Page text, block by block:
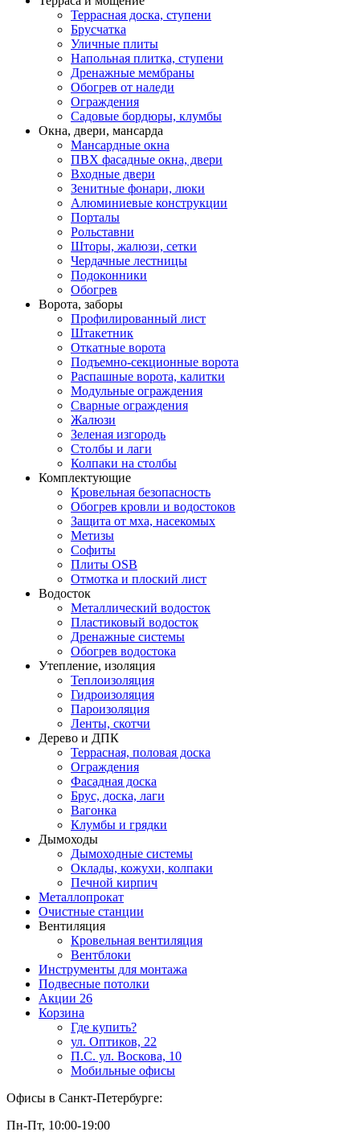
Террасная доска, ступени
Брусчатка
Уличные плиты
Напольная плитка, ступени
Дренажные мембраны
Обогрев от наледи
Ограждения
Садовые бордюры, клумбы
Окна, двери, мансарда
Мансардные окна
ПВХ фасадные окна, двери
Входные двери
Зенитные фонари, люки
Алюминиевые конструкции
Порталы
Рольставни
Шторы, жалюзи, сетки
Чердачные лестницы
Подоконники
Обогрев
Ворота, заборы
Профилированный лист
Штакетник
Откатные ворота
Подъемно-секционные ворота
Распашные ворота, калитки
Модульные ограждения
Сварные ограждения
Жалюзи
Зеленая изгородь
Столбы и лаги
Колпаки на столбы
Комплектующие
Кровельная безопасность
Обогрев кровли и водостоков
Защита от мха, насекомых
Метизы
Софиты
Плиты OSB
Отмотка и плоский лист
Водосток
Металлический водосток
Пластиковый водосток
Дренажные системы
Обогрев водостока
Утепление, изоляция
Теплоизоляция
Гидроизоляция
Пароизоляция
Ленты, скотчи
Дерево и ДПК
Террасная, половая доска
Ограждения
Фасадная доска
Брус, доска, лаги
Вагонка
Клумбы и грядки
Дымоходы
Дымоходные системы
Оклады, кожухи, колпаки
Печной кирпич
Металлопрокат
Очистные станции
Вентиляция
Кровельная вентиляция
Вентблоки
Инструменты для монтажа
Подвесные потолки
Акции 26
Корзина
Где купить?
ул. Оптиков, 22
П.С. ул. Воскова, 10
Мобильные офисы
Офисы в Санкт-Петербурге:
Пн-Пт, 10:00-19:00